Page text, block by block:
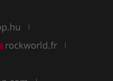
|
rockworld.fr |